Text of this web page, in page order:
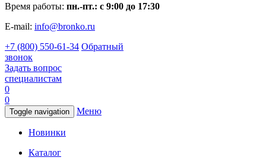
Время работы: пн.-пт.: с 9:00 до 17:30
E-mail: info@bronko.ru
+7 (800) 550-61-34 Обратный
звонок
Задать вопрос
специалистам
0
0
Toggle navigation Меню
Новинки
Каталог